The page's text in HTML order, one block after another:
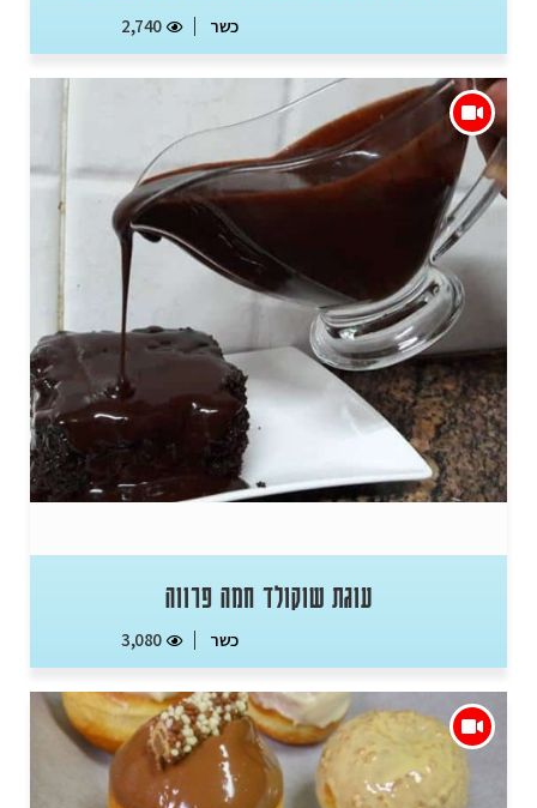
כשר 2,740
עוגת שוקולד חמה פרווה
כשר 3,080